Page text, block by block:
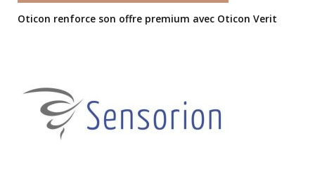
Oticon renforce son offre premium avec Oticon Verit